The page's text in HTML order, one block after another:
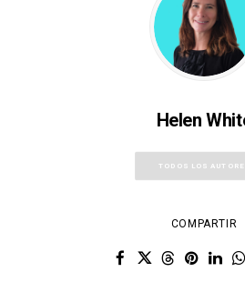
Helen
TODOS LOS
COMPARTIR